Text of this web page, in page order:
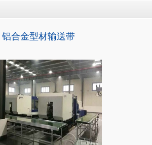
铝合金型材输送带